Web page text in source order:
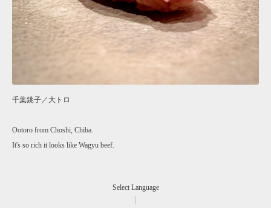
千葉銚子／大トロ
Ootoro from Choshi, Chiba.
It's so rich it looks like Wagyu beef.
Select Language